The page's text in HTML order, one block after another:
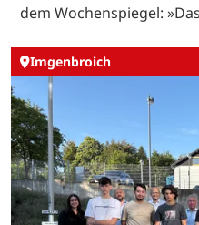
dem Wochenspiegel:
Imgenbroich